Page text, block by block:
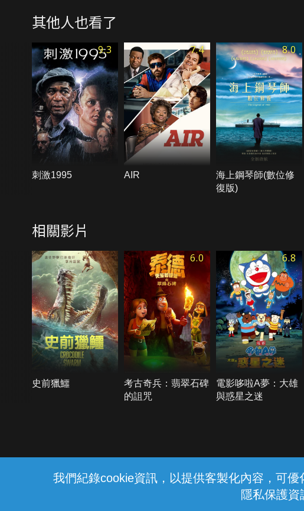
我們紀錄cookie資訊，以提供客製化內容，可
隱私保護資
其他人也看了
9.3
刺激1995
7.4
AIR
8.0
海上鋼琴師(數位修
復版)
相關影片
史前獵鱷
6.0
考古奇兵：翡翠石碑
的詛咒
6.8
電影哆啦A夢：大雄
與惑星之迷
中華電信